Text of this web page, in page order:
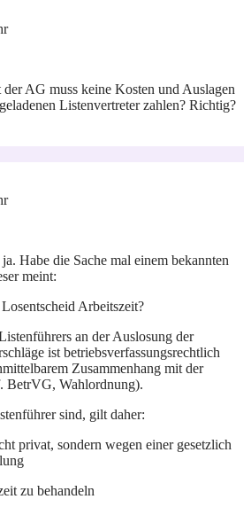
AG muss keine Kosten und Auslagen
Listenvertreter zahlen? Richtig?
Habe die Sache mal einem bekannten
meint:
Arbeitszeit?
an der Auslosung der
ist betriebsverfassungsrechtlich
Zusammenhang mit der
BetrVG, Wahlordnung).
sind, gilt daher:
privat, sondern wegen einer gesetzlich
zu behandeln